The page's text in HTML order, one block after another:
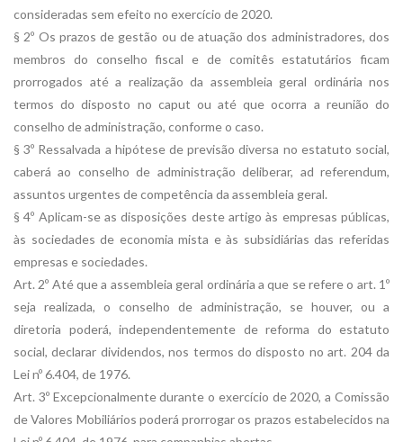
consideradas sem efeito no exercício de 2020.
§ 2º Os prazos de gestão ou de atuação dos administradores, dos
membros do conselho fiscal e de comitês estatutários ficam
prorrogados até a realização da assembleia geral ordinária nos
termos do disposto no caput ou até que ocorra a reunião do
conselho de administração, conforme o caso.
§ 3º Ressalvada a hipótese de previsão diversa no estatuto social,
caberá ao conselho de administração deliberar, ad referendum,
assuntos urgentes de competência da assembleia geral.
§ 4º Aplicam-se as disposições deste artigo às empresas públicas,
às sociedades de economia mista e às subsidiárias das referidas
empresas e sociedades.
Art. 2º Até que a assembleia geral ordinária a que se refere o art. 1º
seja realizada, o conselho de administração, se houver, ou a
diretoria poderá, independentemente de reforma do estatuto
social, declarar dividendos, nos termos do disposto no art. 204 da
Lei nº 6.404, de 1976.
Art. 3º Excepcionalmente durante o exercício de 2020, a Comissão
de Valores Mobiliários poderá prorrogar os prazos estabelecidos na